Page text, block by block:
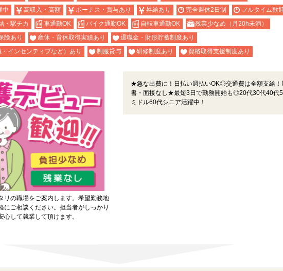
中
高収入・高額 ボーナス・賞与あり 昇給あり 完全週休2日制
フルタイム歓
・駅チカ 車通勤OK バイク通勤OK 自転車通勤OK
残業少なめ（月20h未満）
険あり 産休・育休取得実績あり
退職金・財形貯蓄制度あり
インセンティブなど）あり
制服貸与 研修制度あり 資格取得支援制度あり
リの職場をご案内します。希望勤務地
にご相談ください。担当者がしっかり
して就業して頂けます。
★急な出費に！日払い週払いOK◎交通費は全額支給！
書・面接なし★最短3日で勤務開始も◎20代30代40代
ミドル60代シニア活躍中！